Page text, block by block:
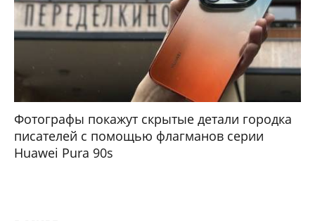
Фотографы покажут скрытые детали городка
писателей с помощью флагманов серии
Huawei Pura 90s